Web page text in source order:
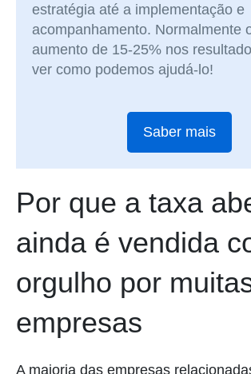
estratégia até a implementação e
acompanhamento. Normalmente
aumento de 15-25% nos
ver como podemos ajudá-lo!
Saber mais
Por que a taxa
ainda é vendida
orgulho por
empresas
A maioria das empresas